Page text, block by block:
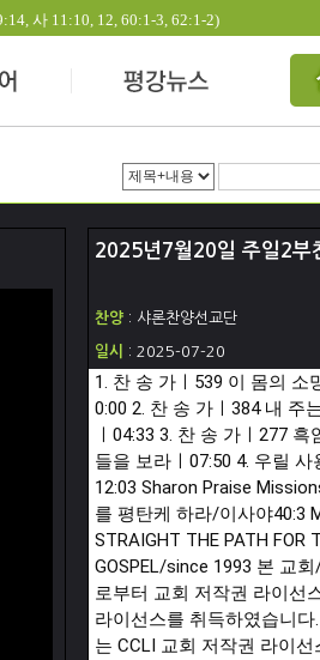
사 11:10, 12, 60:1-3, 62:1-2)
2025년7월20일 주일2부
찬양 : 샤론찬양선교단
일시 : 2025-07-20
1. 찬 송 가ㅣ539 이 몸의 소
0:00 2. 찬 송 가ㅣ384 내 주
ㅣ 04:33 3. 찬 송 가ㅣ277 흑
들을 보라ㅣ 07:50 4. 우릴 사
12:03 Sharon Praise
를 평탄케 하라/이사야40:3
STRAIGHT THE PATH FOR
GOSPEL/since 1993 본 교
로부터 교회 저작권 라이선
라이선스를 취득하였습니
는 CCLI 교회 저작권 라이선